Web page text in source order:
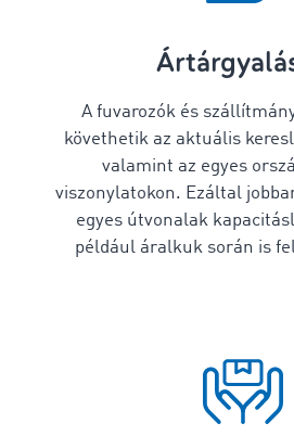
A fuvarozók és
követhetik az aktuális
valamint az egyes
viszonylatokon. Ezáltal
egyes útvonalak
például áralkuk során is